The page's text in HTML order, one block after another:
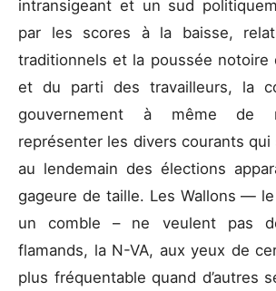
intransigeant et un sud
par les scores à la baisse,
traditionnels et la poussée notoire
et du parti des travailleurs, la
gouvernement à même de
représenter les divers courants
au lendemain des élections
gageure de taille. Les Wallons —
un comble – ne veulent pas
flamands, la N-VA, aux yeux de
plus fréquentable quand d’autres